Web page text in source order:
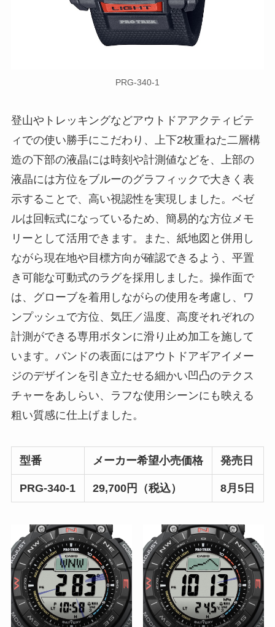
PRG-340-1
登山やトレッキングなどアウトドアアクティビテ
ィでの使い勝手にこだわり、上下2枚重ねた二層構
造の下部の液晶には時刻や計測値などを、上部の
液晶には方位をブルーのグラフィックで大きく表
示することで、高い視認性を実現しました。ベゼ
ルは回転式になっているため、簡易的な方位メモ
リーとして活用できます。また、紙地図と併用し
ながら現在地や目標方向が確認できるよう、平置
き可能な可動式のラグを採用しました。操作面で
は、グローブを着用しながらの使用を考慮し、ワ
ンプッシュで方位、気圧／温度、高度それぞれの
計測ができる専用ボタンに滑り止め加工を施して
います。バンドの表面にはアウトドアギアイメー
ジのデザインを引き立たせる細かい凹凸のテクス
チャーをあしらい、ラフな使用シーンにも映える
粗い質感に仕上げました。
型番 メーカー希望小売価格 発売日
PRG-340-1 29,700 円（税込） 8月5日